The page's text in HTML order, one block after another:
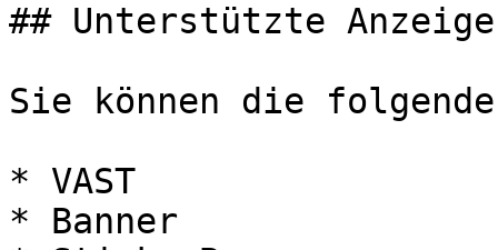
## Unterstützte
Sie können die
* VAST
* Banner